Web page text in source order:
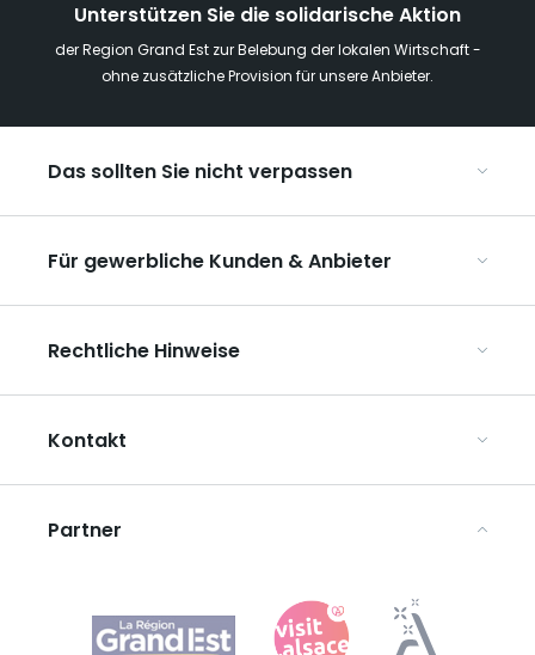
Unterstützen Sie die solidarische Aktion
der Region Grand Est zur Belebung der lokalen Wirtschaft -
ohne zusätzliche Provision für unsere Anbieter.
Das sollten Sie nicht verpassen
Die Weihnachtsmärkte im Grand Est
Ribeauvillé, zwischen Weinbergen und Bergen
Unsere UNESCO-Welterbestätten
Für gewerbliche Kunden & Anbieter
Organisieren Sie Ihre Gruppenreisen
ART GE kennenlernen
Mediaroom
Rechtliche Hinweise
Datenschutzbestimmungen
Rechtliche Hinweise
Kontakt
Agence Régionale du Tourisme Grand Est
Partner